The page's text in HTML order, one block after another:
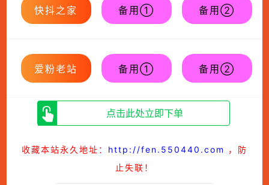
快抖之家 备用① 备用②
爱粉老站 备用① 备用②
点击此处立即下单
收藏本站永久地址： http://fen.550440.com
，防
止失联！